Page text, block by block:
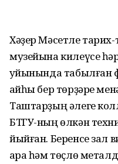
Хәҙер Мәсетле тарих-
музейына килеүсе
ҡуйынында табылған
ҡайһы бер төрҙәре
Таштарҙың әлеге
БТГУ-ның өлкән
йыйған. Беренсе зал
ҡара һәм төҫлө